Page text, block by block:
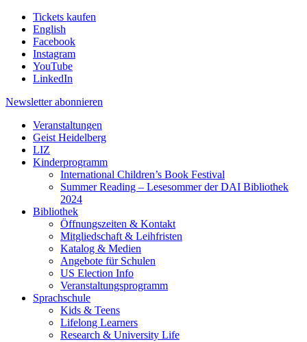
Tickets kaufen
English
Facebook
Instagram
YouTube
LinkedIn
Newsletter abonnieren
Veranstaltungen
Geist Heidelberg
LIZ
Kinderprogramm
International Children’s Book Festival
Summer Reading – Lesesommer der DAI Bibliothek
2024
Bibliothek
Öffnungszeiten & Kontakt
Mitgliedschaft & Leihfristen
Katalog & Medien
Angebote für Schulen
US Election Info
Veranstaltungsprogramm
Sprachschule
Kids & Teens
Lifelong Learners
Research & University Life